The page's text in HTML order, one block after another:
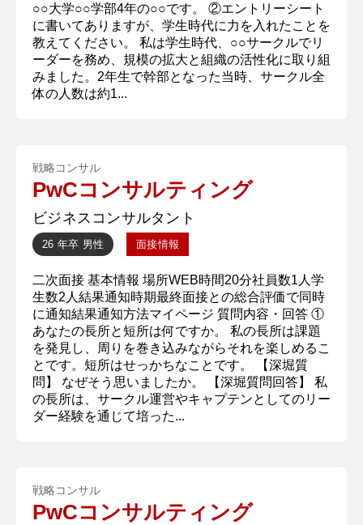
○○大学○○学部4年の○○です。 ②エントリーシート
に書いてありますが、学生時代に力を入れたことを
教えてください。 私は学生時代、○○サークルでリ
ーダーを務め、規模の拡大と組織の活性化に取り組
みました。2年生で幹部となった当時、サークル全
体の人数は約1...
戦略コンサル
PwCコンサルティング
ビジネスコンサルタント
26 年卒 男性 面接情報
二次面接 基本情報 場所WEB時間20分社員数1人学
生数2人結果通知時期最終面接との総合評価で同時
に通知結果通知方法マイページ 質問内容・回答 ①
あなたの長所と短所は何ですか。 私の長所は課題
を発見し、周りを巻き込みながらそれを楽しめるこ
とです。短所はせっかちなことです。 【深堀質
問】 なぜそう思いましたか。 【深堀質問回答】 私
の長所は、サークル運営やキャプテンとしてのリー
ダー経験を通じて培った...
戦略コンサル
PwCコンサルティング